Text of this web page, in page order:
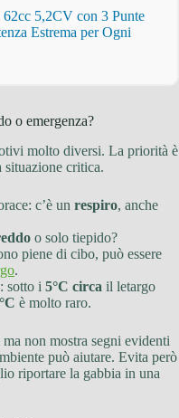
5,2CV con 3 Punte
Estrema per Ogni
o emergenza?
molto diversi. La priorità è
situazione critica.
c’è un respiro, anche
o solo tiepido?
piene di cibo, può essere
.
sotto i 5°C circa il letargo
è molto raro.
non mostra segni evidenti
può aiutare. Evita però
riportare la gabbia in una